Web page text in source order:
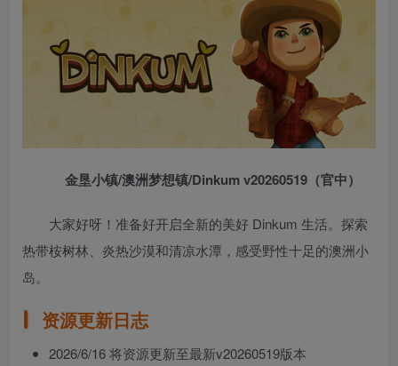
金垦小镇/澳洲梦想镇/Dinkum v20260519（官中）
大家好呀！准备好开启全新的美好 Dinkum 生活。探索
热带桉树林、炎热沙漠和清凉水潭，感受野性十足的澳洲小
岛。
资源更新日志
2026/6/16 将资源更新至最新v20260519版本